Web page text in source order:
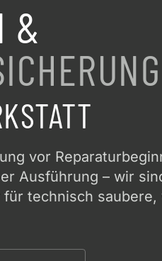
&
vor
Ausführung – wir
technisch